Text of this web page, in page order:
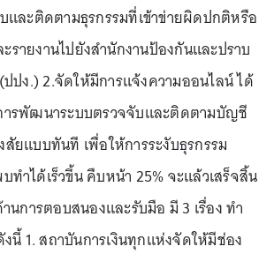
และติดตามธุรกรรมที่เข้าข่ายผิดปกติหรือ
รายงานไปยังสำนักงานป้องกันและปราบ
ปง.) 2.จัดให้มีการแจ้งความออนไลน์ ได้
ารพัฒนาระบบตรวจจับและติดตามบัญชี
ยแบบทันที เพื่อให้การระงับธุรกรรม
ทำได้เร็วขึ้น คืบหน้า 25% จะแล้วเสร็จสิ้น
นการตอบสนองและรับมือ มี 3 เรื่อง ทำ
งนี้ 1. สถาบันการเงินทุกแห่งจัดให้มีช่อง